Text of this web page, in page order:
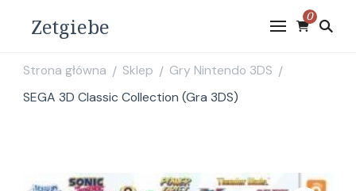
Zetgiebe 0
Strona główna / Sklep / Gry Nintendo 3DS /
SEGA 3D Classic Collection (Gra 3DS)